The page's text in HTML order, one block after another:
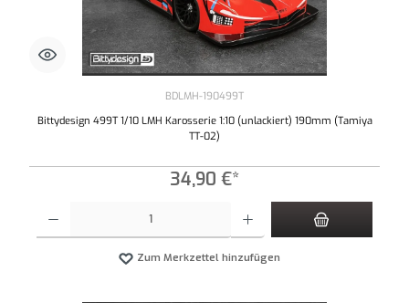
BDLMH-190499T
Bittydesign 499T 1/10 LMH Karosserie 1:10 (unlackiert) 190mm (Tamiya
TT-02)
34,90 €*
Zum Merkzettel hinzufügen